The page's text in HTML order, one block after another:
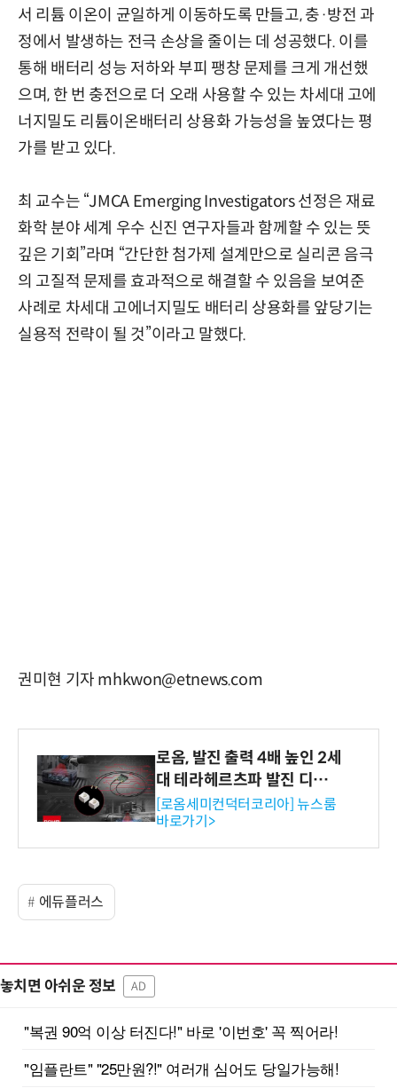
서 리튬 이온이 균일하게 이동하도록 만들고, 충·방전 과
정에서 발생하는 전극 손상을 줄이는 데 성공했다. 이를
통해 배터리 성능 저하와 부피 팽창 문제를 크게 개선했
으며, 한 번 충전으로 더 오래 사용할 수 있는 차세대 고에
너지밀도 리튬이온배터리 상용화 가능성을 높였다는 평
가를 받고 있다.
최 교수는 “JMCA Emerging Investigators 선정은 재료
화학 분야 세계 우수 신진 연구자들과 함께할 수 있는 뜻
깊은 기회”라며 “간단한 첨가제 설계만으로 실리콘 음극
의 고질적 문제를 효과적으로 해결할 수 있음을 보여준
사례로 차세대 고에너지밀도 배터리 상용화를 앞당기는
실용적 전략이 될 것”이라고 말했다.
권미현 기자 mhkwon@etnews.com
로옴, 발진 출력 4배 높인 2세
대 테라헤르츠파 발진 디바이
스 개발
[로옴세미컨덕터코리아] 뉴스룸
바로가기>
에듀플러스
놓치면 아쉬운 정보 AD